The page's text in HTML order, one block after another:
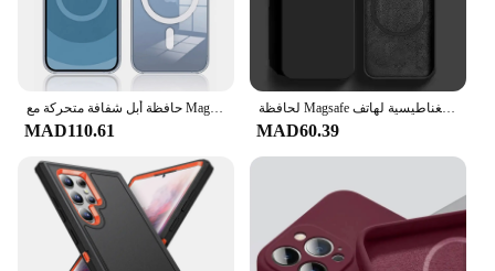
حافظة أبل شفافة متحركة مع Magsafe لهاتف آيفون 15 12 13 14 برو ماكس تدعم الشحن اللاسلكي غطاء شفاف لهاتف آيفون 14
MAD110.61
لحافظة Magsafe المغناطيسية لهاتف For Apple iPhone 16 15 14 13 12 11 Pro Max Mini X XR XS 8 Plus غطاء شحن لاسلكي من السيليكون السائل
MAD60.39